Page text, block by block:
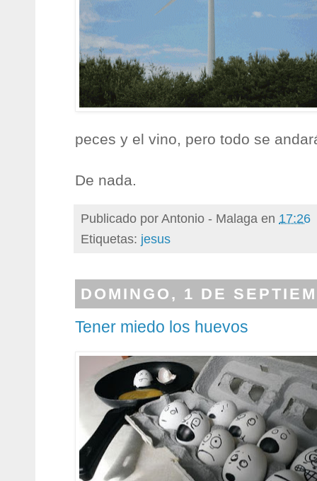
peces y el vino, pero todo se
De nada.
Publicado porAntonio - Malaga en 17:26
Etiquetas: jesus
DOMINGO, 1 DE
Tener miedo los huevos